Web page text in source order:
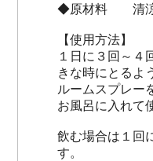
◆原材料 清涼
【使用方法】
１日に３回～４
きな時にとるよ
ルームスプレー
お風呂に入れて
飲む場合は１回
す。